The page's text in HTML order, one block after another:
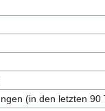
(in den letzten 90